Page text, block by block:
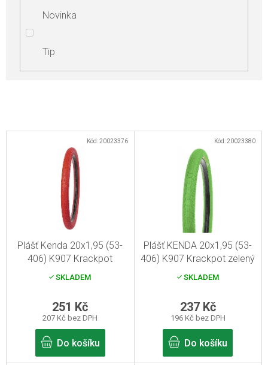
Novinka
Tip
Plášť Kenda 20x1,95 (53-
406) K907 Krackpot
červený
SKLADEM
207 Kč bez DPH
251 Kč
Do košíku
Kód:20023376
Plášť KENDA 20x1,95 (53-
406) K907 Krackpot zelený
SKLADEM
196 Kč bez DPH
237 Kč
Do košíku
Kód:20023380